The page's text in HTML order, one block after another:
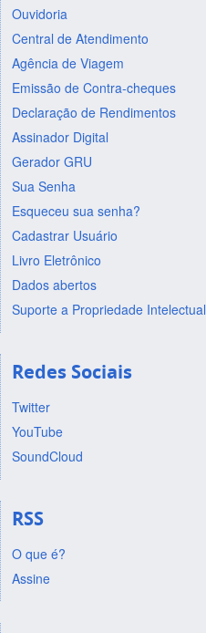
Ouvidoria
Central de Atendimento
Agência de Viagem
Emissão de Contra-cheques
Declaração de Rendimentos
Assinador Digital
Gerador GRU
Sua Senha
Esqueceu sua senha?
Cadastrar Usuário
Livro Eletrônico
Dados abertos
Suporte a Propriedade Intelectual
Redes Sociais
Twitter
YouTube
SoundCloud
RSS
O que é?
Assine